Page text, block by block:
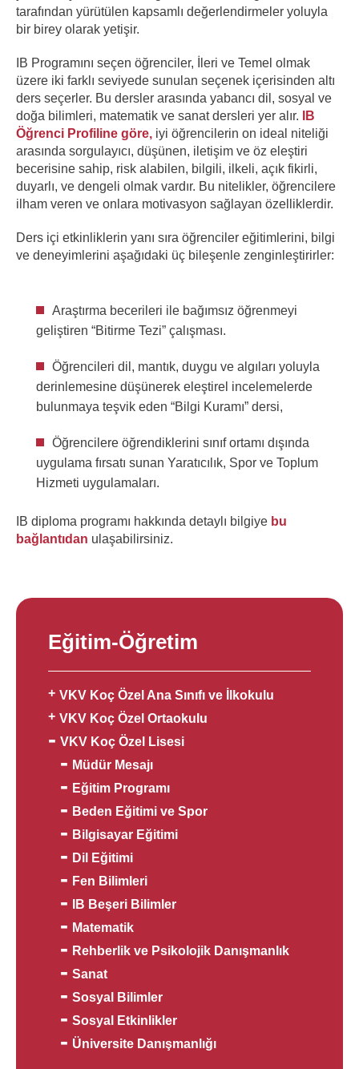
tarafından yürütülen kapsamlı değerlendirmeler yoluyla
bir birey olarak yetişir.
IB Programını seçen öğrenciler, İleri ve Temel olmak
üzere iki farklı seviyede sunulan seçenek içerisinden altı
ders seçerler. Bu dersler arasında yabancı dil, sosyal ve
doğa bilimleri, matematik ve sanat dersleri yer alır.
IB
Öğrenci Profiline göre, iyi öğrencilerin on ideal niteliği
arasında sorgulayıcı, düşünen, iletişim ve öz eleştiri
becerisine sahip, risk alabilen, bilgili, ilkeli, açık fikirli,
duyarlı, ve dengeli olmak vardır. Bu nitelikler, öğrencilere
ilham veren ve onlara motivasyon sağlayan özelliklerdir.
Ders içi etkinliklerin yanı sıra öğrenciler eğitimlerini, bilgi
ve deneyimlerini aşağıdaki üç bileşenle zenginleştirirler:
Araştırma becerileri ile bağımsız öğrenmeyi
geliştiren “Bitirme Tezi” çalışması.
Öğrencileri dil, mantık, duygu ve algıları yoluyla
derinlemesine düşünerek eleştirel incelemelerde
bulunmaya teşvik eden “Bilgi Kuramı” dersi,
Öğrencilere öğrendiklerini sınıf ortamı dışında
uygulama fırsatı sunan Yaratıcılık, Spor ve Toplum
Hizmeti uygulamaları.
IB diploma programı hakkında detaylı bilgiye bu
bağlantıdan ulaşabilirsiniz.
Eğitim-Öğretim
VKV Koç Özel Ana Sınıfı ve İlkokulu
VKV Koç Özel Ortaokulu
VKV Koç Özel Lisesi
Müdür Mesajı
Eğitim Programı
Beden Eğitimi ve Spor
Bilgisayar Eğitimi
Dil Eğitimi
Fen Bilimleri
IB Beşeri Bilimler
Matematik
Rehberlik ve Psikolojik Danışmanlık
Sanat
Sosyal Bilimler
Sosyal Etkinlikler
Üniversite Danışmanlığı